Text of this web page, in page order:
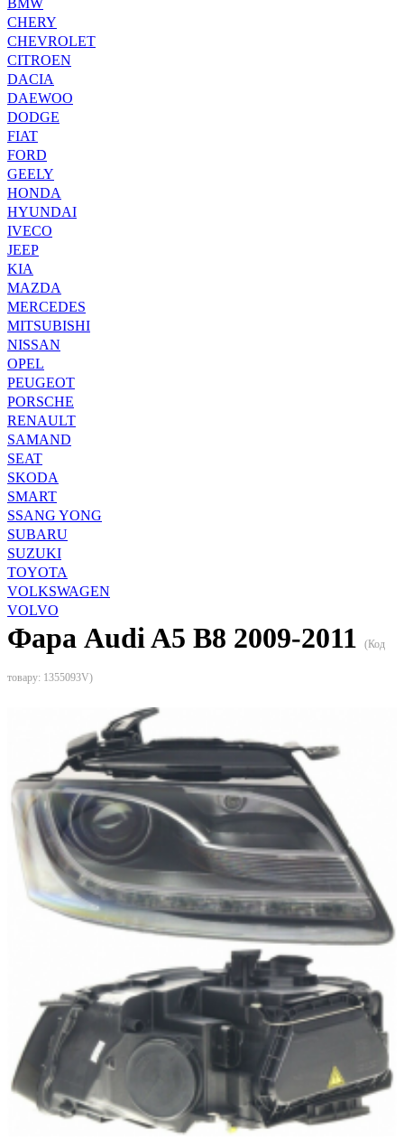
CHERY
CHEVROLET
CITROEN
DACIA
DAEWOO
DODGE
FIAT
FORD
GEELY
HONDA
HYUNDAI
IVECO
JEEP
KIA
MAZDA
MERCEDES
MITSUBISHI
NISSAN
OPEL
PEUGEOT
PORSCHE
RENAULT
SAMAND
SEAT
SKODA
SMART
SSANG YONG
SUBARU
SUZUKI
TOYOTA
VOLKSWAGEN
VOLVO
Фара Audi A5 B8 2009-2011 (Код
товару: 1355093V)